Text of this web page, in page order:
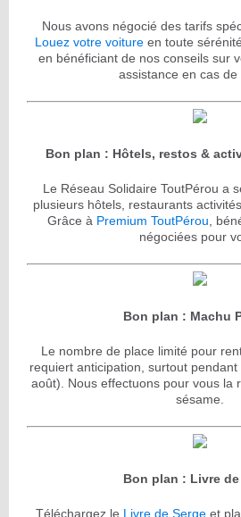
Nous avons négocié des tarifs
Louez votre voitureen toute
en bénéficiant de nos conseils sur
assistance en cas de
Bon plan : Hôtels, restos &
Le Réseau Solidaire ToutPérou a
plusieurs hôtels, restaurants
Grâce à Premium ToutPérou,
négociées pour
Bon plan : Machu
Le nombre de place limité pour
requiert anticipation, surtout
août). Nous effectuons pour vous la
sésame.
Bon plan : Livre de
Téléchargez le Livre de Sergeet